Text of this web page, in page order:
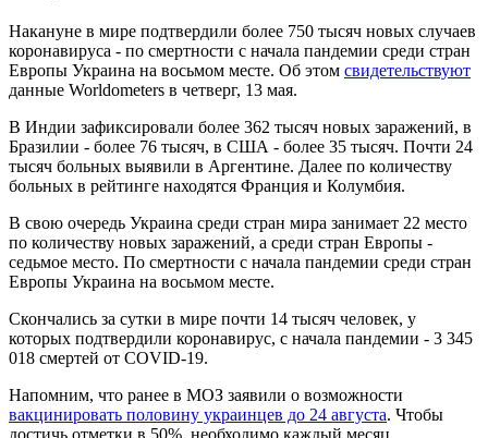
Накануне в мире подтвердили более 750 тысяч новых случаев
коронавируса - по смертности с начала пандемии среди стран
Европы Украина на восьмом месте. Об этом свидетельствуют
данные Worldometers в четверг, 13 мая.
В Индии зафиксировали более 362 тысяч новых заражений, в
Бразилии - более 76 тысяч, в США - более 35 тысяч. Почти 24
тысяч больных выявили в Аргентине. Далее по количеству
больных в рейтинге находятся Франция и Колумбия.
В свою очередь Украина среди стран мира занимает 22 место
по количеству новых заражений, а среди стран Европы -
седьмое место. По смертности с начала пандемии среди стран
Европы Украина на восьмом месте.
Скончались за сутки в мире почти 14 тысяч человек, у
которых подтвердили коронавирус, с начала пандемии - 3 345
018 смертей от COVID-19.
Напомним, что ранее в МОЗ заявили о возможности
вакцинировать половину украинцев до 24 августа. Чтобы
достичь отметки в 50%, необходимо каждый месяц